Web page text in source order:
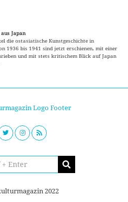
Japan
die ostasiatische Kunstgeschichte in
1936 bis 1941 sind jetzt erschienen, mit einer
und mit stets kritischem Blick auf Japan
2022